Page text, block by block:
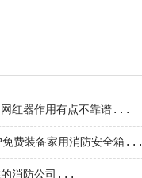
网红器作用有点不靠谱...
免费装备家用消防安全箱...
的消防公司...